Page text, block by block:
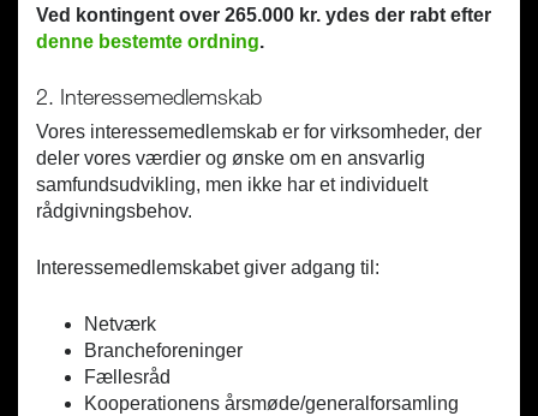
Ved kontingent over 265.000 kr. ydes der rabt efter
denne bestemte ordning.
2. Interessemedlemskab
Vores interessemedlemskab er for virksomheder, der
deler vores værdier og ønske om en ansvarlig
samfundsudvikling, men ikke har et individuelt
rådgivningsbehov.
Interessemedlemskabet giver adgang til:
Netværk
Brancheforeninger
Fællesråd
Kooperationens årsmøde/generalforsamling